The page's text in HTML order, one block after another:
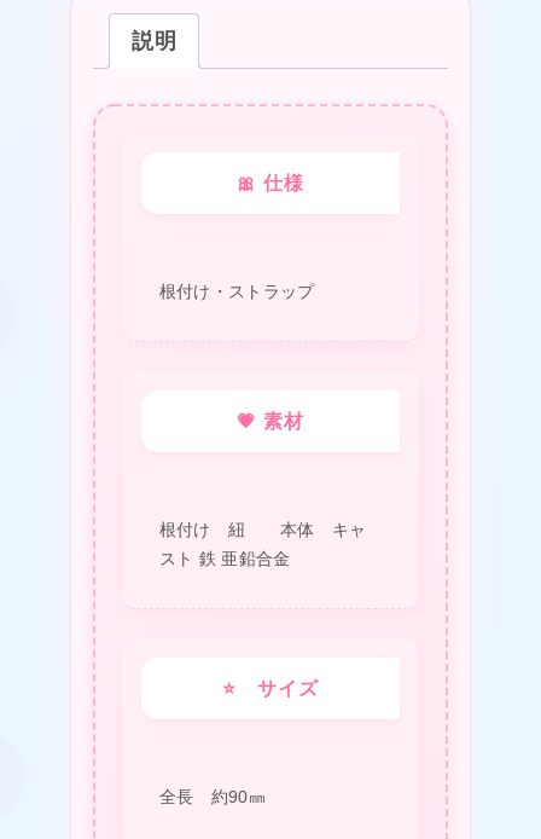
プ
説明
🎀 仕様
根付け・ストラップ
💗 素材
根付け 紐 本体 キャ
スト 鉄 亜鉛合金
⭐ サイズ
全長 約90㎜